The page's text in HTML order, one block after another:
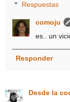
Respuestas
comoju
es.. un
Responder
Desde la